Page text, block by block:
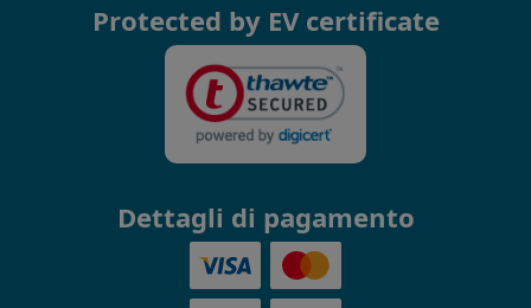
Protected by EV certificate
Dettagli di pagamento